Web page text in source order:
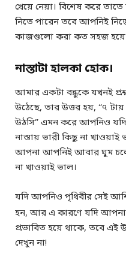
খেয়ে নেয়া। বিশেষ করে
নিতে পারেন তবে আপনিই
কাজগুলো করা কত সহজ হয়ে
নাস্তাটা হালকা হোক।
আমার একটা বন্ধুকে যখনই
উঠেছে, তার উত্তর হয়, “৭
উঠসি” এমন করে আপনিও যদি
নাস্তায় ভারী কিছু না
আপনা আপনিই আবার ঘুম চলে
না খাওয়াই ভাল।
যদি আপনিও পৃথিবীর সেই
হন, আর এ কারণে যদি
প্রভাবিত হয়ে থাকে, তবে
দেখুন না!